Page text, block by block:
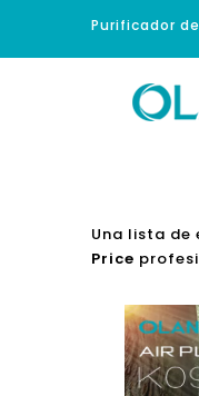
Purificador
Una lista
Price